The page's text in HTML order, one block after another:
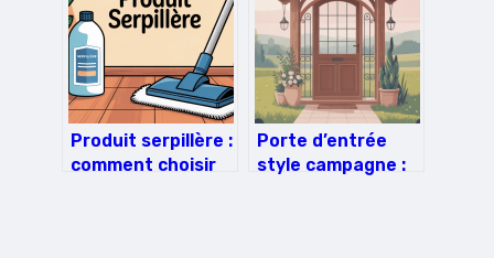
et comment les
adapter
Produit serpillère :
comment choisir
Porte d’entrée
style campagne :